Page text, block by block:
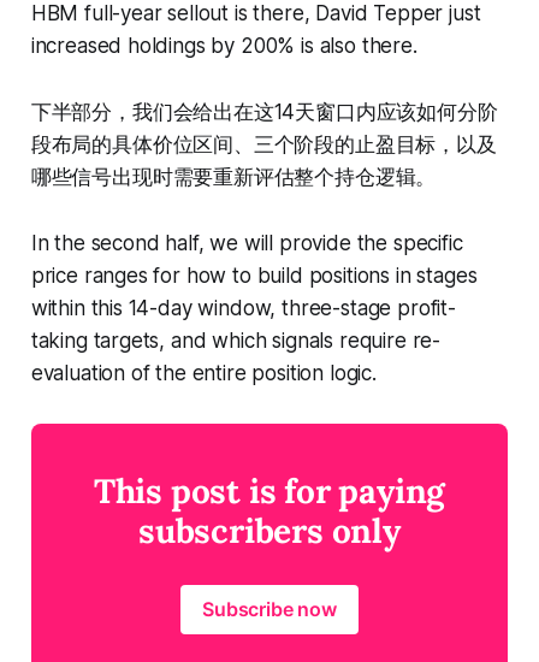
HBM full-year sellout is there, David Tepper just
increased holdings by 200% is also there.
下半部分，我们会给出在这14天窗口内应该如何分阶
段布局的具体价位区间、三个阶段的止盈目标，以及
哪些信号出现时需要重新评估整个持仓逻辑。
In the second half, we will provide the specific
price ranges for how to build positions in stages
within this 14-day window, three-stage profit-
taking targets, and which signals require re-
evaluation of the entire position logic.
This post is for paying
subscribers only
Subscribe now